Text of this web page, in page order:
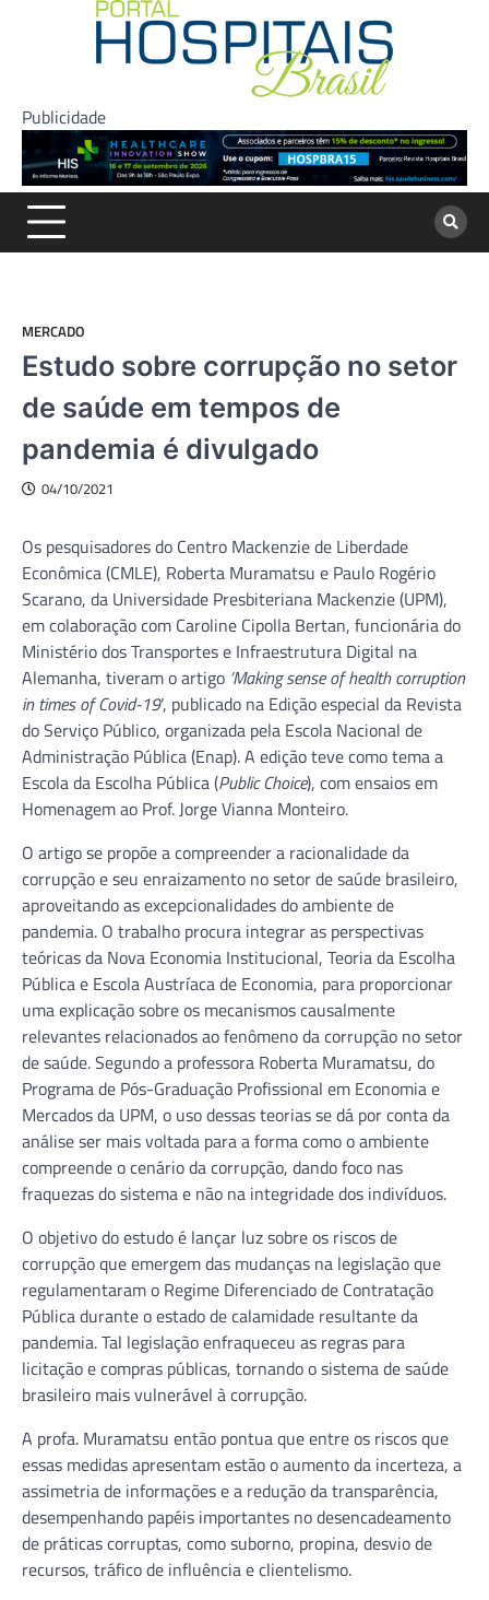
Publicidade
MERCADO
Estudo sobre corrupção no setor
de saúde em tempos de
pandemia é divulgado
04/10/2021
Os pesquisadores do Centro Mackenzie de Liberdade
Econômica (CMLE), Roberta Muramatsu e Paulo Rogério
Scarano, da Universidade Presbiteriana Mackenzie (UPM),
em colaboração com Caroline Cipolla Bertan, funcionária do
Ministério dos Transportes e Infraestrutura Digital na
Alemanha, tiveram o artigo ‘Making sense of health corruption
in times of Covid-19‘, publicado na Edição especial da Revista
do Serviço Público, organizada pela Escola Nacional de
Administração Pública (Enap). A edição teve como tema a
Escola da Escolha Pública (Public Choice), com ensaios em
Homenagem ao Prof. Jorge Vianna Monteiro.
O artigo se propõe a compreender a racionalidade da
corrupção e seu enraizamento no setor de saúde brasileiro,
aproveitando as excepcionalidades do ambiente de
pandemia. O trabalho procura integrar as perspectivas
teóricas da Nova Economia Institucional, Teoria da Escolha
Pública e Escola Austríaca de Economia, para proporcionar
uma explicação sobre os mecanismos causalmente
relevantes relacionados ao fenômeno da corrupção no setor
de saúde. Segundo a professora Roberta Muramatsu, do
Programa de Pós-Graduação Profissional em Economia e
Mercados da UPM, o uso dessas teorias se dá por conta da
análise ser mais voltada para a forma como o ambiente
compreende o cenário da corrupção, dando foco nas
fraquezas do sistema e não na integridade dos indivíduos.
O objetivo do estudo é lançar luz sobre os riscos de
corrupção que emergem das mudanças na legislação que
regulamentaram o Regime Diferenciado de Contratação
Pública durante o estado de calamidade resultante da
pandemia. Tal legislação enfraqueceu as regras para
licitação e compras públicas, tornando o sistema de saúde
brasileiro mais vulnerável à corrupção.
A profa. Muramatsu então pontua que entre os riscos que
essas medidas apresentam estão o aumento da incerteza, a
assimetria de informações e a redução da transparência,
desempenhando papéis importantes no desencadeamento
de práticas corruptas, como suborno, propina, desvio de
recursos, tráfico de influência e clientelismo.